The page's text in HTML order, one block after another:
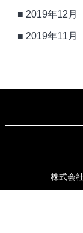
2019年12月
2019年11月
株式会